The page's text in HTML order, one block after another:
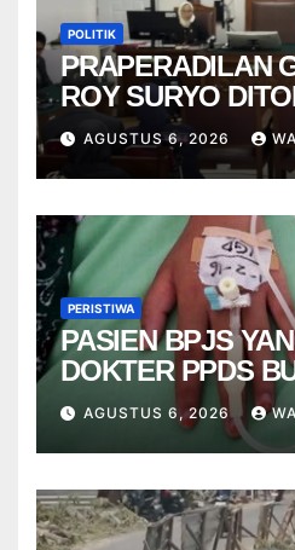
POLITIK
PRAPERADILAN
ROY SURYO
AGUSTUS 6, 2026
PERISTIWA
PASIEN BPJS
DOKTER PPDS
RSUP DR.
AGUSTUS 6, 2026